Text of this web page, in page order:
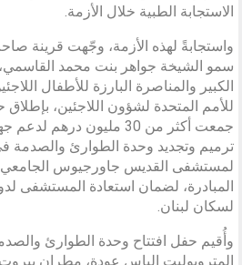
الاستجابة الطبية خلال الأزمة.
واستجابةً لهذه الأزمة، وجّهت قرينة
سمو الشيخة جواهر بنت محمد
الكبير والمناصرة البارزة للأطفال
للأمم المتحدة لشؤون اللاجئين،
جمعت أكثر من 30 مليون
ترميم وتجديد وحدة الطوارئ والصدمة
لمستشفى القديس جاورجيوس
المبادرة، لضمان استعادة المستشفى
لسكان لبنان.
وأُقيم حفل افتتاح وحدة الطوارئ
المتروبوليت إلياس عودة، مطران بيروت